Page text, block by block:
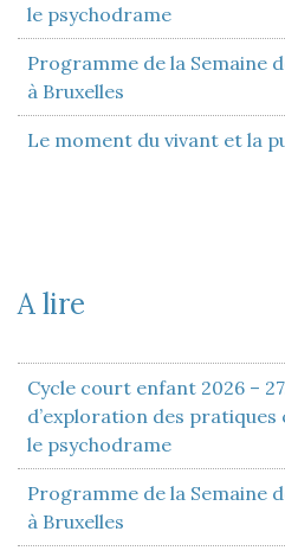
le psychodrame
Programme de la Semaine
à Bruxelles
Le moment du vivant et la
A lire
Cycle court enfant 2026 –
d’exploration des
le psychodrame
Programme de la Semaine
à Bruxelles